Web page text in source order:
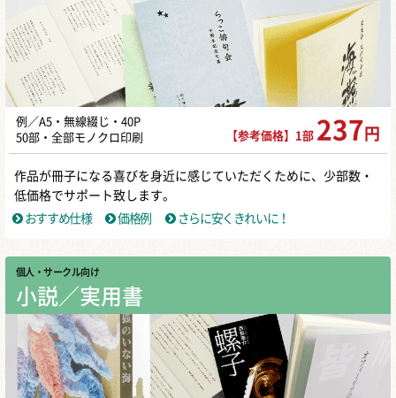
例／A5・無線綴じ・40P
50部・全部モノクロ印刷
【参考価格】1部 237 円
作品が冊子になる喜びを身近に感じていただくために、少部数・
低価格でサポート致します。
おすすめ仕様
価格例 さらに安くきれいに！
個人・サークル向け
小説／実用書